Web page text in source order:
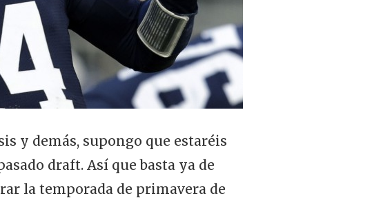
y demás, supongo que estaréis
draft. Así que basta ya de
la temporada de primavera de